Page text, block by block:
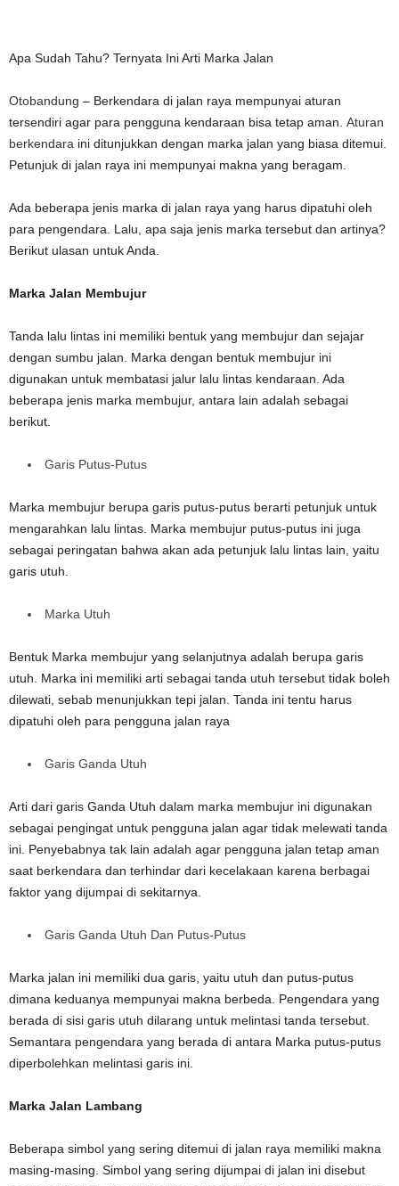
Apa Sudah Tahu? Ternyata Ini Arti Marka Jalan
Otobandung – Berkendara di jalan raya mempunyai aturan
tersendiri agar para pengguna kendaraan bisa tetap aman. Aturan
berkendara ini ditunjukkan dengan marka jalan yang biasa ditemui.
Petunjuk di jalan raya ini mempunyai makna yang beragam.
Ada beberapa jenis marka di jalan raya yang harus dipatuhi oleh
para pengendara. Lalu, apa saja jenis marka tersebut dan artinya?
Berikut ulasan untuk Anda.
Marka Jalan Membujur
Tanda lalu lintas ini memiliki bentuk yang membujur dan sejajar
dengan sumbu jalan. Marka dengan bentuk membujur ini
digunakan untuk membatasi jalur lalu lintas kendaraan. Ada
beberapa jenis marka membujur, antara lain adalah sebagai
berikut.
Garis Putus-Putus
Marka membujur berupa garis putus-putus berarti petunjuk untuk
mengarahkan lalu lintas. Marka membujur putus-putus ini juga
sebagai peringatan bahwa akan ada petunjuk lalu lintas lain, yaitu
garis utuh.
Marka Utuh
Bentuk Marka membujur yang selanjutnya adalah berupa garis
utuh. Marka ini memiliki arti sebagai tanda utuh tersebut tidak boleh
dilewati, sebab menunjukkan tepi jalan. Tanda ini tentu harus
dipatuhi oleh para pengguna jalan raya
Garis Ganda Utuh
Arti dari garis Ganda Utuh dalam marka membujur ini digunakan
sebagai pengingat untuk pengguna jalan agar tidak melewati tanda
ini. Penyebabnya tak lain adalah agar pengguna jalan tetap aman
saat berkendara dan terhindar dari kecelakaan karena berbagai
faktor yang dijumpai di sekitarnya.
Garis Ganda Utuh Dan Putus-Putus
Marka jalan ini memiliki dua garis, yaitu utuh dan putus-putus
dimana keduanya mempunyai makna berbeda. Pengendara yang
berada di sisi garis utuh dilarang untuk melintasi tanda tersebut.
Semantara pengendara yang berada di antara Marka putus-putus
diperbolehkan melintasi garis ini.
Marka Jalan Lambang
Beberapa simbol yang sering ditemui di jalan raya memiliki makna
masing-masing. Simbol yang sering dijumpai di jalan ini disebut